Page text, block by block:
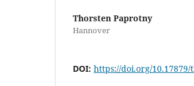
Thorsten Paprotny
Hannover
DOI: https://doi.org/10.17879/